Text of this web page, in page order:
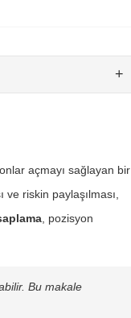
+
açmayı sağlayan bir
riskin paylaşılması,
, pozisyon
Bu makale